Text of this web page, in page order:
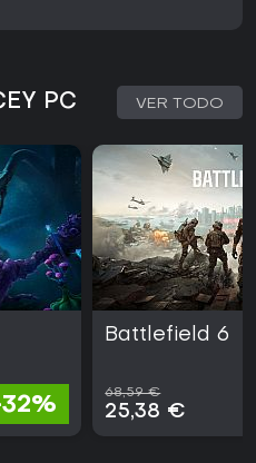
PC VER TODO
Battlefield 6
68,59 €
25,38 €